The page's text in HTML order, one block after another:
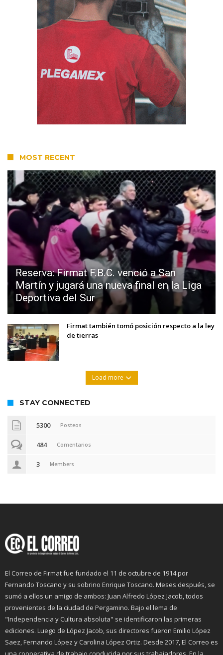
MOST RECENT
Reserva: Firmat F.B.C. venció a San
Martín y jugará una nueva final en la Liga
Deportiva del Sur
Firmat también tomó posición respecto a la ley
de tierras
Load more
STAY CONNECTED
5300 Posteos
484 Comentarios
3 Members
El Correo de Firmat fue fundado el 11 de octubre de 1914 por
Fernando Toscano y su sobrino Enrique Toscano. Meses después, se
sumó a ellos un amigo de ambos: Juan Alfredo López Jacob, todos
provenientes de la ciudad de Pergamino. Bajo el lema de
"Independencia y Cultura absoluta" se identificaron las primeras
ediciones. Luego de López Jacob, sus directores fueron Emilio López
Saez, Fernando López y Carolina López Ortiz. Desde 2017, El Correo es